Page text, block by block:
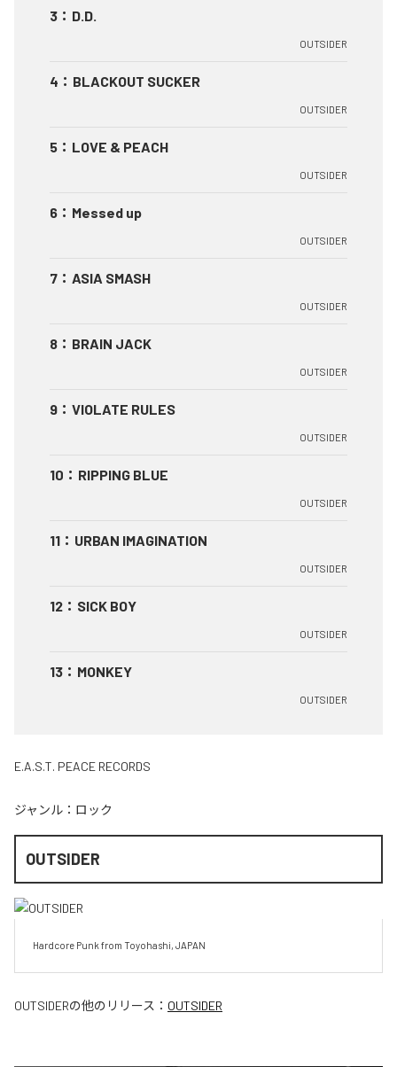
3 ： D.D.
OUTSIDER
4 ： BLACKOUT SUCKER
OUTSIDER
5 ： LOVE & PEACH
OUTSIDER
6 ： Messed up
OUTSIDER
7 ： ASIA SMASH
OUTSIDER
8 ： BRAIN JACK
OUTSIDER
9 ： VIOLATE RULES
OUTSIDER
10 ： RIPPING BLUE
OUTSIDER
11 ： URBAN IMAGINATION
OUTSIDER
12 ： SICK BOY
OUTSIDER
13 ： MONKEY
OUTSIDER
E.A.S.T. PEACE RECORDS
ジャンル： ロック
OUTSIDER
Hardcore Punk from Toyohashi, JAPAN
OUTSIDERの他のリリース： OUTSIDER